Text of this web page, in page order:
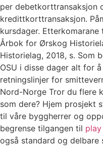
per debetkorttransaksjon
kredittkorttransaksjon.
kursdager.
Årbok for Ørskog
Historielag, 2018, s. Som
OSU i disse dager alt for
retningslinjer for
Nord-Norge Tror du flere
som dere? Hjem prosjekt
til våre byggherrer og
begrense tilgangen til play
også standard og